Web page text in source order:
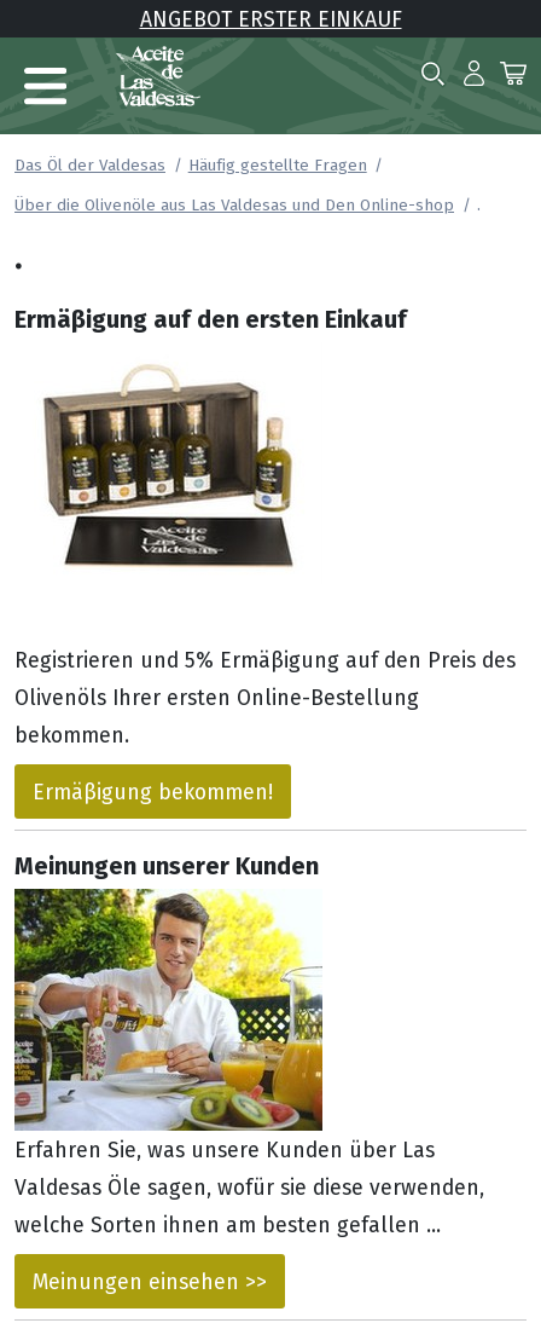
ANGEBOT ERSTER EINKAUF
Das Öl der Valdesas
Häufig gestellte Fragen
Über die Olivenöle aus Las Valdesas und Den Online-shop
.
Ermäβigung auf den ersten Einkauf
Registrieren und 5% Ermäβigung auf den Preis des
Olivenöls Ihrer ersten Online-Bestellung
bekommen.
Ermäβigung bekommen!
Meinungen unserer Kunden
Erfahren Sie, was unsere Kunden über Las
Valdesas Öle sagen, wofür sie diese verwenden,
welche Sorten ihnen am besten gefallen ...
Meinungen einsehen >>
.